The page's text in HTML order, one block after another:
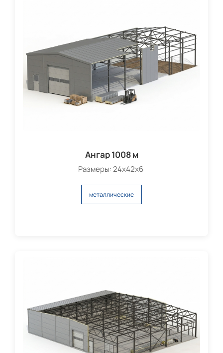
Ангар 1008 м
Размеры: 24х42х6
металлические